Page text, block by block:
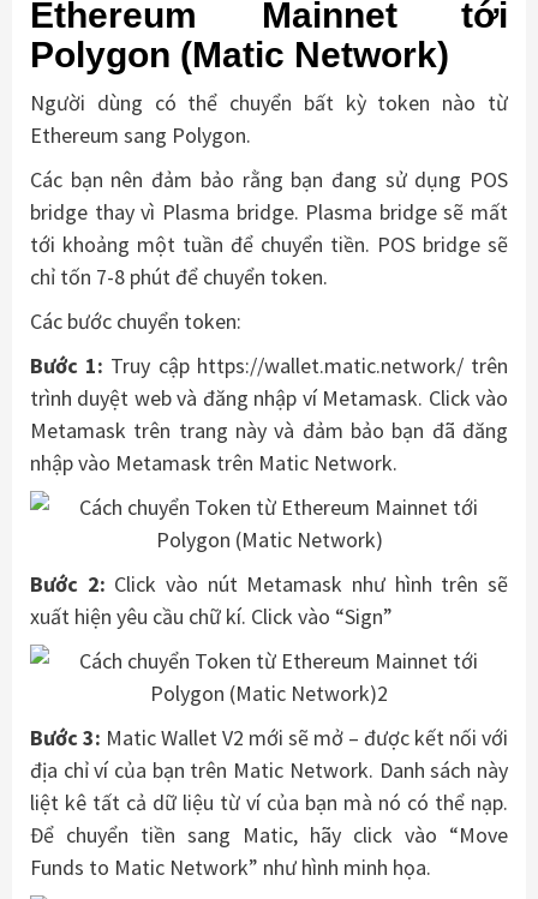
Ethereum Mainnet tới
Polygon (Matic Network)
Người dùng có thể chuyển bất kỳ token nào từ
Ethereum sang Polygon.
Các bạn nên đảm bảo rằng bạn đang sử dụng POS
bridge thay vì Plasma bridge. Plasma bridge sẽ mất
tới khoảng một tuần để chuyển tiền. POS bridge sẽ
chỉ tốn 7-8 phút để chuyển token.
Các bước chuyển token:
Bước 1: Truy cập https://wallet.matic.network/ trên
trình duyệt web và đăng nhập ví Metamask. Click vào
Metamask trên trang này và đảm bảo bạn đã đăng
nhập vào Metamask trên Matic Network.
Bước 2: Click vào nút Metamask như hình trên sẽ
xuất hiện yêu cầu chữ kí. Click vào “Sign”
Bước 3: Matic Wallet V2 mới sẽ mở – được kết nối với
địa chỉ ví của bạn trên Matic Network. Danh sách này
liệt kê tất cả dữ liệu từ ví của bạn mà nó có thể nạp.
Để chuyển tiền sang Matic, hãy click vào “Move
Funds to Matic Network” như hình minh họa.